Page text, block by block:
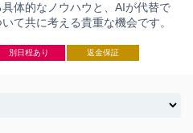
体的なノウハウと、AIが代替で
て共に考える貴重な機会です。
別日程あり 返金保証